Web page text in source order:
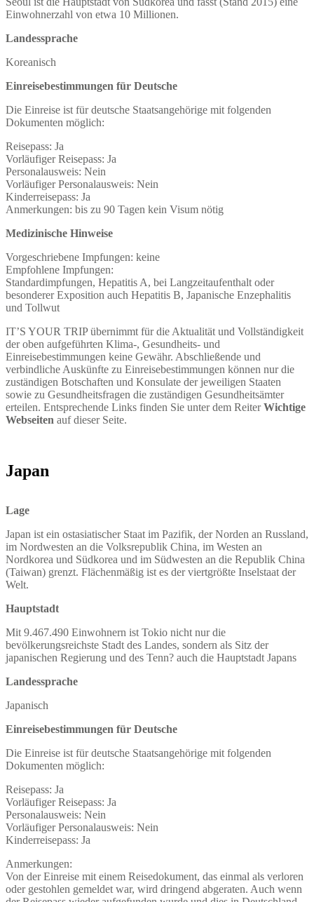
Einwohnerzahl von etwa 10 Millionen.
Landessprache
Koreanisch
Einreisebestimmungen für Deutsche
Die Einreise ist für deutsche Staatsangehörige mit folgenden
Dokumenten möglich:
Reisepass: Ja
Vorläufiger Reisepass: Ja
Personalausweis: Nein
Vorläufiger Personalausweis: Nein
Kinderreisepass: Ja
Anmerkungen: bis zu 90 Tagen kein Visum nötig
Medizinische Hinweise
Vorgeschriebene Impfungen: keine
Empfohlene Impfungen:
Standardimpfungen, Hepatitis A, bei Langzeitaufenthalt oder
besonderer Exposition auch Hepatitis B, Japanische Enzephalitis
und Tollwut
IT’S YOUR TRIP übernimmt für die Aktualität und Vollständigkeit
der oben aufgeführten Klima-, Gesundheits- und
Einreisebestimmungen keine Gewähr. Abschließende und
verbindliche Auskünfte zu Einreisebestimmungen können nur die
zuständigen Botschaften und Konsulate der jeweiligen Staaten
sowie zu Gesundheitsfragen die zuständigen Gesundheitsämter
erteilen. Entsprechende Links finden Sie unter dem ReiterWichtige
Webseiten auf dieser Seite.
Japan
Lage
Japan ist ein ostasiatischer Staat im Pazifik, der Norden an Russland,
im Nordwesten an die Volksrepublik China, im Westen an
Nordkorea und Südkorea und im Südwesten an die Republik China
(Taiwan) grenzt. Flächenmäßig ist es der viertgrößte Inselstaat der
Welt.
Hauptstadt
Mit 9.467.490 Einwohnern ist Tokio nicht nur die
bevölkerungsreichste Stadt des Landes, sondern als Sitz der
japanischen Regierung und des Tenn? auch die Hauptstadt Japans
Landessprache
Japanisch
Einreisebestimmungen für Deutsche
Die Einreise ist für deutsche Staatsangehörige mit folgenden
Dokumenten möglich:
Reisepass: Ja
Vorläufiger Reisepass: Ja
Personalausweis: Nein
Vorläufiger Personalausweis: Nein
Kinderreisepass: Ja
Anmerkungen:
Von der Einreise mit einem Reisedokument, das einmal als verloren
oder gestohlen gemeldet war, wird dringend abgeraten. Auch wenn